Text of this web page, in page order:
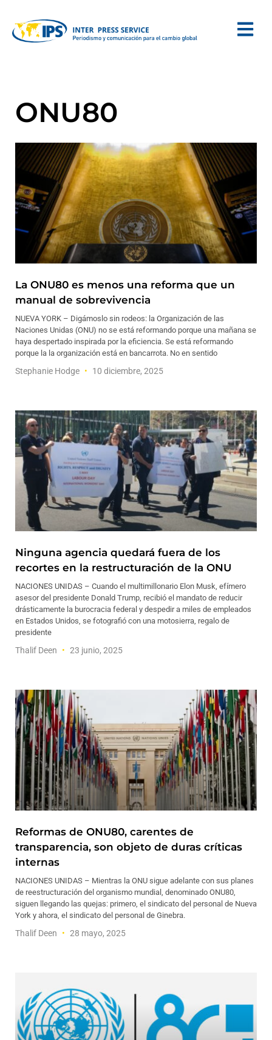
ONU80
La ONU80 es menos una reforma que un
manual de sobrevivencia
NUEVA YORK – Digámoslo sin rodeos: la Organización de las
Naciones Unidas (ONU) no se está reformando porque una mañana se
haya despertado inspirada por la eficiencia. Se está reformando
porque la la organización está en bancarrota. No en sentido
Stephanie Hodge 10 diciembre, 2025
Ninguna agencia quedará fuera de los
recortes en la restructuración de la ONU
NACIONES UNIDAS – Cuando el multimillonario Elon Musk, efímero
asesor del presidente Donald Trump, recibió el mandato de reducir
drásticamente la burocracia federal y despedir a miles de empleados
en Estados Unidos, se fotografió con una motosierra, regalo de
presidente
Thalif Deen 23 junio, 2025
Reformas de ONU80, carentes de
transparencia, son objeto de duras críticas
internas
NACIONES UNIDAS – Mientras la ONU sigue adelante con sus planes
de reestructuración del organismo mundial, denominado ONU80,
siguen llegando las quejas: primero, el sindicato del personal de Nueva
York y ahora, el sindicato del personal de Ginebra.
Thalif Deen 28 mayo, 2025